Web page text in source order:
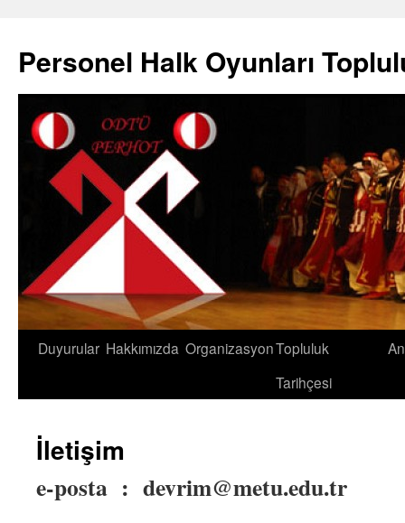
content
Personel Halk Oyunları
Duyurular Hakkımızda OrganizasyonTopluluk
Tarihçesi
İletişim
e-posta : devrim@metu.edu.tr